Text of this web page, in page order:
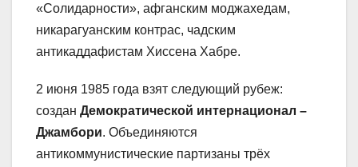
«Солидарности», афганским моджахедам,
никарагуанским контрас, чадским
антикаддафистам Хиссена Хабре.
2 июня 1985 года взят следующий рубеж:
создан Демократической интернационал –
Джамбори. Объединяются
антикоммунистические партизаны трёх